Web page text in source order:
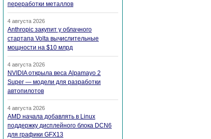
переработки металлов
4 августа 2026
Anthropic закупит у облачного
стартапа Volta вычислительные
мощности на $10 млрд
4 августа 2026
NVIDIA открыла веса Alpamayo 2
Super — модели для разработки
автопилотов
4 августа 2026
AMD начала добавлять в Linux
поддержку дисплейного блока DCN6
для графики GFX13